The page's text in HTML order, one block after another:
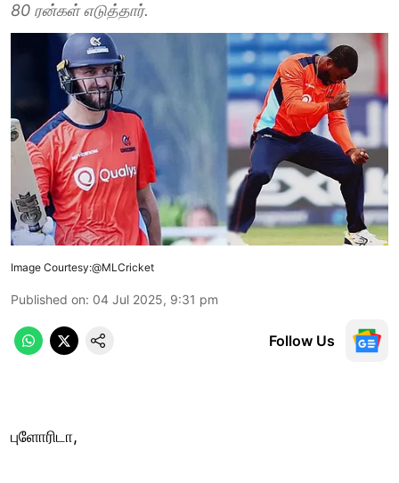
80 ரன்கள் எடுத்தார்.
Image Courtesy:@MLCricket
Published on: 04 Jul 2025, 9:31 pm
Follow Us
புளோரிடா,